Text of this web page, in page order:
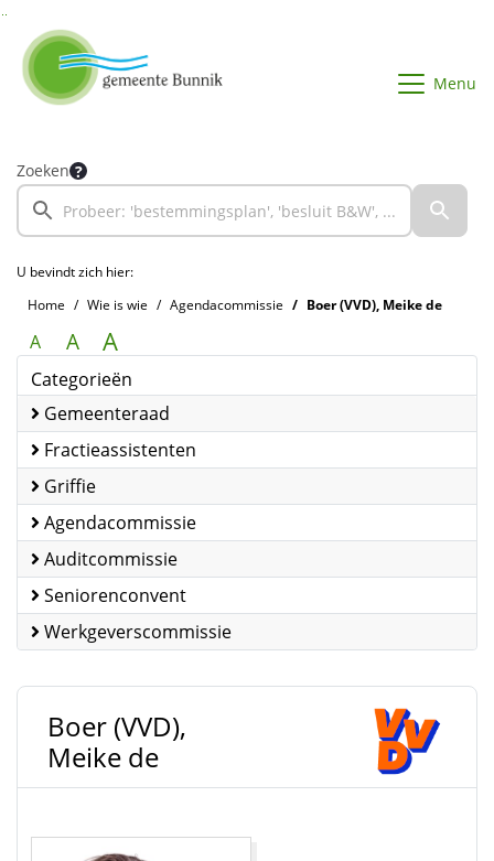
Menu
Zoeken
U bevindt zich hier:
Home
Wie is wie Agendacommissie Boer (VVD), Meike de
A A A
Categorieën
Gemeenteraad
Fractieassistenten
Griffie
Agendacommissie
Auditcommissie
Seniorenconvent
Werkgeverscommissie
Boer (VVD),
Meike de